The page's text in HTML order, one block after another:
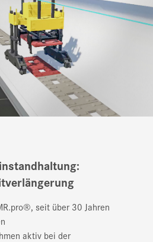
seit über 30 Jahren
aktiv bei der